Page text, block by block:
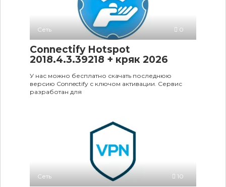
Сеть 0
Connectify Hotspot
2018.4.3.39218 + кряк 2026
У нас можно бесплатно скачать последнюю
версию Connectify с ключом активации. Сервис
разработан для
Сеть 10